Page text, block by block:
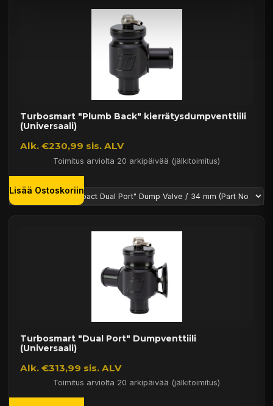
Turbosmart "Plumb Back" kierrätysdumpventtiili
(Universaali)
Alk. €230,99 sis. ALV
Toimitus arviolta 20 arkipäivää (jälkitoimitus)
Lisää Ostoskoriin
Turbosmart "Dual Port" Dumpventtiili
(Universaali)
Alk. €313,99 sis. ALV
Toimitus arviolta 20 arkipäivää (jälkitoimitus)